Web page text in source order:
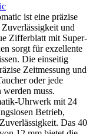
ist eine präzise
und
Zifferblatt mit Super-
sorgt für exzellente
Die einseitig
Zeitmessung und
oder jede
muss.
Uhrwerk mit 24
Betrieb,
Das 40